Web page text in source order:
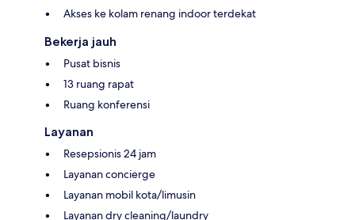
Akses ke kolam renang indoor terdekat
Bekerja jauh
Pusat bisnis
13 ruang rapat
Ruang konferensi
Layanan
Resepsionis 24 jam
Layanan concierge
Layanan mobil kota/limusin
Layanan dry cleaning/laundry